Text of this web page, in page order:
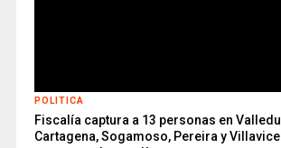
POLITICA
Fiscalía captura a 13 personas en
Cartagena, Sogamoso, Pereira y